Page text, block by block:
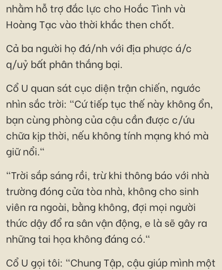
nhằm hỗ trợ đắc lực cho Hoắc Tình và
Hoàng Tạc vào thời khắc then chốt.
Cả ba người họ đá/nh với địa phược á/c
q/uỷ bất phân thắng bại.
Cổ U quan sát cục diện trận chiến, ngước
nhìn sắc trời: "Cứ tiếp tục thế này không ổn,
bạn cùng phòng của cậu cần được c/ứu
chữa kịp thời, nếu không tính mạng khó mà
giữ nổi."
"Trời sắp sáng rồi, trừ khi thông báo với nhà
trường đóng cửa tòa nhà, không cho sinh
viên ra ngoài, bằng không, đợi mọi người
thức dậy đổ ra sân vận động, e là sẽ gây ra
những tai họa không đáng có."
Cổ U gọi tôi: "Chung Tập, cậu giúp mình một